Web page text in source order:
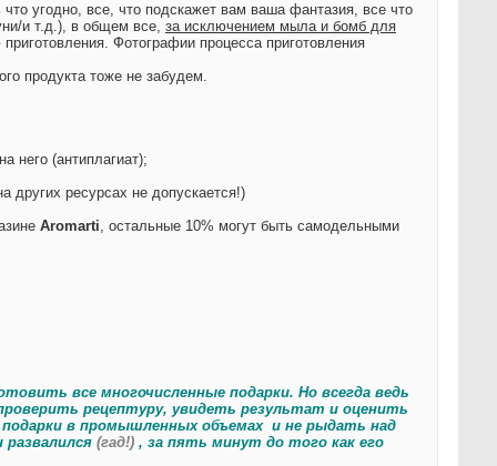
угодно, все, что подскажет вам ваша фантазия, все что
и т.д.), в общем все, за исключением мыла и бомб для
Фотографии процесса приготовления
продукта тоже не забудем.
него (антиплагиат);
других ресурсах не допускается!)
Aromarti, остальные 10% могут быть самодельными
все многочисленные подарки. Но всегда ведь
рецептуру, увидеть результат и оценить
в промышленных объемах и не рыдать над
(гад!) , за пять минут до того как его